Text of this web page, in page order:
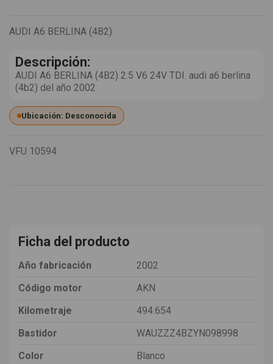
AUDI A6 BERLINA (4B2)
Descripción:
AUDI A6 BERLINA (4B2) 2.5 V6 24V TDI. audi a6 berlina
(4b2) del año 2002
Ubicación: Desconocida
VFU 10594
Ficha del producto
Año fabricación
2002
Código motor
AKN
Kilometraje
494.654
Bastidor
WAUZZZ4BZYN098998
Color
Blanco